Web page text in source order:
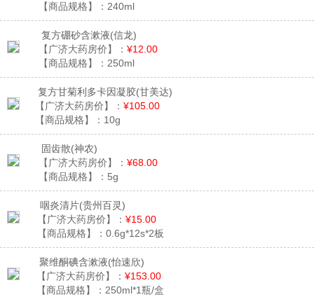
【商品规格】： 240ml
复方硼砂含漱液(信龙)
【广济大药房价】： ¥12.00
【商品规格】： 250ml
复方甘菊利多卡因凝胶(甘美达)
【广济大药房价】： ¥105.00
【商品规格】： 10g
固齿散(神农)
【广济大药房价】： ¥68.00
【商品规格】： 5g
咽炎清片(贵州百灵)
【广济大药房价】： ¥15.00
【商品规格】： 0.6g*12s*2板
聚维酮碘含漱液(怡速欣)
【广济大药房价】： ¥153.00
【商品规格】： 250ml*1瓶/盒